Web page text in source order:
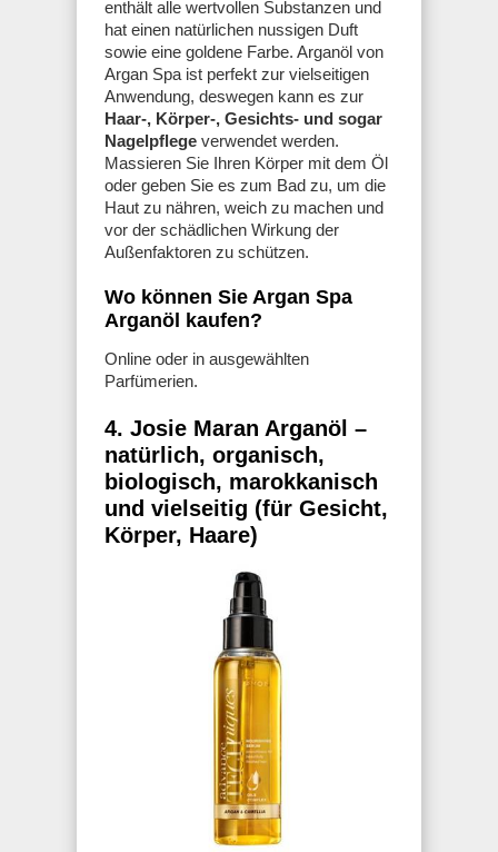
enthält alle wertvollen Substanzen und
hat einen natürlichen nussigen Duft
sowie eine goldene Farbe. Arganöl von
Argan Spa ist perfekt zur vielseitigen
Anwendung, deswegen kann es zur
Haar-, Körper-, Gesichts- und sogar
Nagelpflege verwendet werden.
Massieren Sie Ihren Körper mit dem Öl
oder geben Sie es zum Bad zu, um die
Haut zu nähren, weich zu machen und
vor der schädlichen Wirkung der
Außenfaktoren zu schützen.
Wo können Sie Argan Spa
Arganöl kaufen?
Online oder in ausgewählten
Parfümerien.
4. Josie Maran Arganöl –
natürlich, organisch,
biologisch, marokkanisch
und vielseitig (für Gesicht,
Körper, Haare)